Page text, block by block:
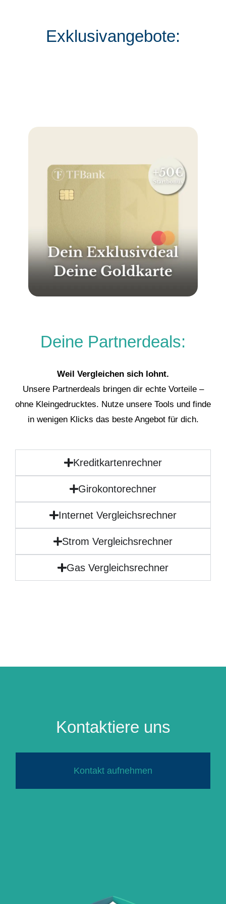
Exklusivangebote:
Deine Partnerdeals:
Weil Vergleichen sich lohnt.
Unsere Partnerdeals bringen dir echte Vorteile –
ohne Kleingedrucktes. Nutze unsere Tools und finde
in wenigen Klicks das beste Angebot für dich.
Kreditkartenrechner
Girokontorechner
Internet Vergleichsrechner
Strom Vergleichsrechner
Gas Vergleichsrechner
Kontaktiere uns
Kontakt aufnehmen